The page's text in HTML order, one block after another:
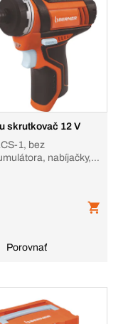
skrutkovač 12 V
1, bez
nabíjačky, v
Porovnať